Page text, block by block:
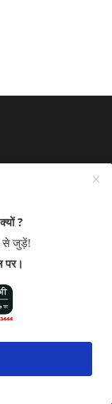
! राजस्थान में समय से ...
और दूसरी घरवाली, ...
ने धारदार हथिय...
?
जुड़ें!
पर।